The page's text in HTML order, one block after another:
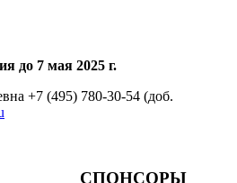
до 7 мая 2025 г.
+7 (495) 780-30-54 (доб.